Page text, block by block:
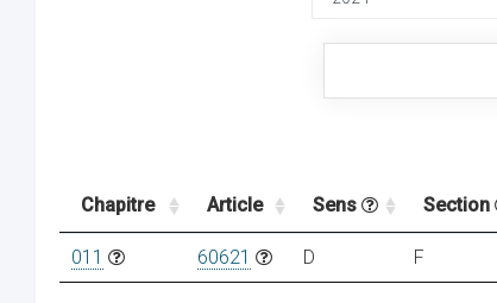
Chapitre Article Sens Section
011 60621 D F